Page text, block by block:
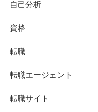
自己分析
資格
転職
転職エージェント
転職サイト